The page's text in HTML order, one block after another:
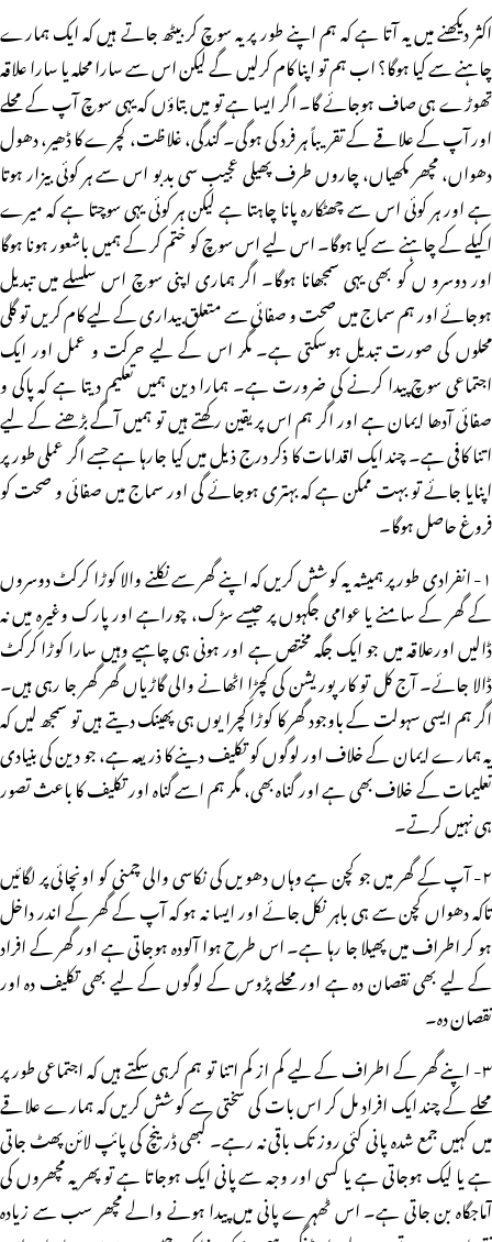
اکثر دیکھنے میں یہ آتا ہے کہ ہم اپنے طور پر یہ سوچ کر بیٹھ جاتے ہیں کہ ایک ہمارے
چاہنے سے کیا ہوگا؟ اب ہم تو اپنا کام کرلیں گے لیکن اس سے سارا محلہ یا سارا علاقہ
تھوڑے ہی صاف ہوجائے گا۔ اگر ایسا ہے تو میں بتاؤں کہ یہی سوچ آپ کے محلے
اور آپ کے علاقے کے تقریباً ہر فرد کی ہوگی۔ گندگی، غلاظت، کچرے کا ڈھیر، دھول
دھواں، مچھر مکھیاں، چاروں طرف پھیلی عجیب سی بدبو اس سے ہر کوئی بیزار ہوتا
ہے اور ہر کوئی اس سے چھٹکارہ پانا چاہتا ہے لیکن ہر کوئی یہی سوچتا ہے کہ میرے
اکیلے کے چاہنے سے کیا ہوگا۔ اس لیے اس سوچ کو ختم کر کے ہمیں باشعور ہونا ہوگا
اور دوسرو ں کو بھی یہی سمجھانا ہوگا۔ اگر ہماری اپنی سوچ اس سلسلے میں تبدیل
ہوجائے اور ہم سماج میں صحت و صفائی سے متعلق بیداری کے لیے کام کریں تو گلی
محلوں کی صورت تبدیل ہوسکتی ہے۔ مگر اس کے لیے حرکت و عمل اور ایک
اجتماعی سوچ پیدا کرنے کی ضرورت ہے۔ ہمارا دین ہمیں تعلیم دیتا ہے کہ پاکی و
صفائی آدھا ایمان ہے اور اگر ہم اس پر یقین رکھتے ہیں تو ہمیں آگے بڑھنے کے لیے
اتنا کافی ہے۔ چند ایک اقدامات کا ذکر درج ذیل میں کیا جارہا ہے جسے اگر عملی طور پر
اپنایا جائے تو بہت ممکن ہے کہ بہتری ہوجائے گی اور سماج میں صفائی و صحت کو
فروغ حاصل ہوگا۔
۱- انفرادی طور پر ہمیشہ یہ کوشش کریں کہ اپنے گھر سے نکلنے والا کوڑا کرکٹ دوسروں
کے گھر کے سامنے یا عوامی جگہوں پر جیسے سڑک، چوراہے اور پارک وغیرہ میں نہ
ڈالیں اورعلاقہ میں جو ایک جگہ مختص ہے اور ہونی ہی چاہیے وہیں سارا کوڑا کرکٹ
ڈالا جائے۔ آج کل تو کارپوریشن کی کچڑا اٹھانے والی گاڑیاں گھر گھر جا رہی ہیں۔
اگر ہم ایسی سہولت کے باوجود گھر کا کوڑا کچرا یوں ہی پھینک دیتے ہیں تو سمجھ لیں کہ
یہ ہمارے ایمان کے خلاف اور لوگوں کو تکلیف دینے کا ذریعہ ہے، جو دین کی بنیادی
تعلیمات کے خلاف بھی ہے اور گناہ بھی، مگر ہم اسے گناہ اور تکلیف کا باعث تصور
ہی نہیں کرتے۔
۲- آپ کے گھر میں جو کچن ہے وہاں دھویں کی نکاسی والی چمنی کو اونچائی پر لگائیں
تاکہ دھواں کچن سے ہی باہر نکل جائے اور ایسا نہ ہو کہ آپ کے گھر کے اندر داخل
ہو کر اطراف میں پھیلا جا رہا ہے۔ اس طرح ہوا آلودہ ہوجاتی ہے اور گھر کے افراد
کے لیے بھی نقصان دہ ہے اور محلے پڑوس کے لوگوں کے لیے بھی تکلیف دہ اور
نقصان دہ۔
۳- اپنے گھر کے اطراف کے لیے کم از کم اتنا تو ہم کرہی سکتے ہیں کہ اجتماعی طور پر
محلے کے چند ایک افراد مل کر اس بات کی سختی سے کوشش کریں کہ ہمارے علاقے
میں کہیں جمع شدہ پانی کئی روز تک باقی نہ رہے۔ کبھی ڈرینچ کی پائپ لائن پھٹ جاتی
ہے یا لیک ہوجاتی ہے یا کسی اور وجہ سے پانی ایک ہوجاتا ہے تو پھر یہ مچھروں کی
آماجگاہ بن جاتی ہے۔ اس ٹھہرے پانی میں پیدا ہونے والے مچھر سب سے زیادہ